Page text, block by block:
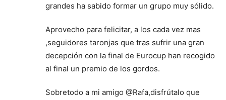
grandes ha sabido formar un grupo muy sólido.
Aprovecho para felicitar, a los cada vez mas
,seguidores taronjas que tras sufrir una gran
decepción con la final de Eurocup han recogido
al final un premio de los gordos.
Sobretodo a mi amigo @Rafa,disfrútalo que